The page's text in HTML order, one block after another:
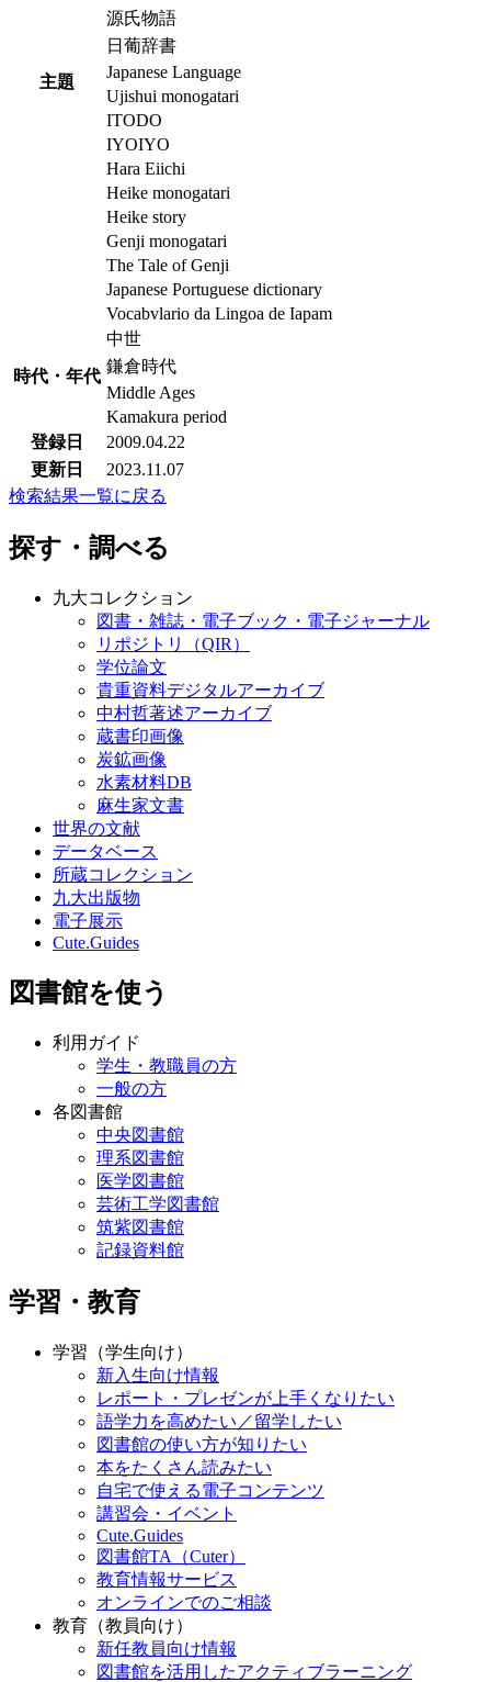
主題
源氏物語
日葡辞書
Japanese Language
Ujishui monogatari
ITODO
IYOIYO
Hara Eiichi
Heike monogatari
Heike story
Genji monogatari
The Tale of Genji
Japanese Portuguese dictionary
Vocabvlario da Lingoa de Iapam
時代・年代
中世
鎌倉時代
Middle Ages
Kamakura period
登録日
2009.04.22
更新日
2023.11.07
検索結果一覧に戻る
探す・調べる
九大コレクション
図書・雑誌・電子ブック・電子ジャーナル
リポジトリ（QIR）
学位論文
貴重資料デジタルアーカイブ
中村哲著述アーカイブ
蔵書印画像
炭鉱画像
水素材料DB
麻生家文書
世界の文献
データベース
所蔵コレクション
九大出版物
電子展示
Cute.Guides
図書館を使う
利用ガイド
学生・教職員の方
一般の方
各図書館
中央図書館
理系図書館
医学図書館
芸術工学図書館
筑紫図書館
記録資料館
学習・教育
学習（学生向け）
新入生向け情報
レポート・プレゼンが上手くなりたい
語学力を高めたい／留学したい
図書館の使い方が知りたい
本をたくさん読みたい
自宅で使える電子コンテンツ
講習会・イベント
Cute.Guides
図書館TA（Cuter）
教育情報サービス
オンラインでのご相談
教育（教員向け）
新任教員向け情報
図書館を活用したアクティブラーニング